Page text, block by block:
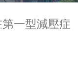
一型減壓症